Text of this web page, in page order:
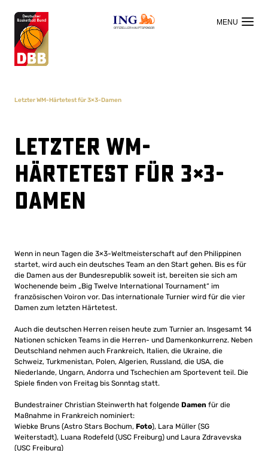
OFFIZIELLER HAUPTSPONSOR
Letzter WM-Härtetest für 3×3-Damen
Letzter WM-
Härtetest für 3×3-
Damen
Wenn in neun Tagen die 3×3-Weltmeisterschaft auf den Philippinen
startet, wird auch ein deutsches Team an den Start gehen. Bis es für
die Damen aus der Bundesrepublik soweit ist, bereiten sie sich am
Wochenende beim „Big Twelve International Tournament“ im
französischen Voiron vor. Das internationale Turnier wird für die vier
Damen zum letzten Härtetest.
Auch die deutschen Herren reisen heute zum Turnier an. Insgesamt 14
Nationen schicken Teams in die Herren- und Damenkonkurrenz. Neben
Deutschland nehmen auch Frankreich, Italien, die Ukraine, die
Schweiz, Turkmenistan, Polen, Algerien, Russland, die USA, die
Niederlande, Ungarn, Andorra und Tschechien am Sportevent teil. Die
Spiele finden von Freitag bis Sonntag statt.
Bundestrainer Christian Steinwerth hat folgende Damen für die
Maßnahme in Frankreich nominiert:
Wiebke Bruns (Astro Stars Bochum, Foto), Lara Müller (SG
Weiterstadt), Luana Rodefeld (USC Freiburg) und Laura Zdravevska
(USC Freiburg)